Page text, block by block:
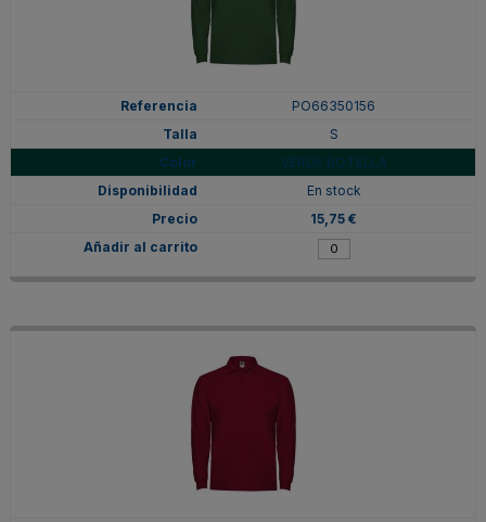
PO66350156
S
VERDE BOTELLA
En stock
15,75 €